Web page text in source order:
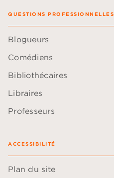
QUESTIONS PROFESSIONNELLES
Blogueurs
Comédiens
Bibliothécaires
Libraires
Professeurs
ACCESSIBILITÉ
Plan du site